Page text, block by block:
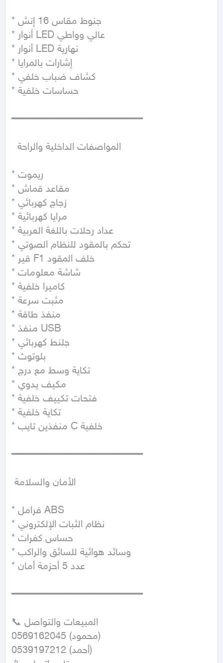
* جنوط مقاس 16 إنش
* أنوار LED عالي وواطي
* أنوار LED نهارية
* إشارات بالمرايا
* كشاف ضباب خلفي
* حساسات خلفية
━━━━━━━━━━━━━━━━━━━━━━
* ريموت
* مقاعد قماش
* زجاج كهربائي
* مرايا كهربائية
* عداد رحلات باللغة العربية
* تحكم بالمقود للنظام الصوتي
* قير F1 خلف المقود
* شاشة معلومات
* كاميرا خلفية
* مثبت سرعة
* منفذ طاقة
* منفذ USB
* جلنط كهربائي
* بلوتوث
* تكاية وسط مع درج
* مكيف يدوي
* فتحات تكييف خلفية
* تكاية خلفية
* منفذين تايب C خلفية
━━━━━━━━━━━━━━━━━━━━━━
* فرامل ABS
* نظام الثبات الإلكتروني
* حساس كفرات
* وسائد هوائية للسائق والراكب
* عدد 5 أحزمة أمان
━━━━━━━━━━━━━━━━━━━━━━
📞 المبيعات والتواصل
0569162045 (محمود)
0539197212 (أحمد)